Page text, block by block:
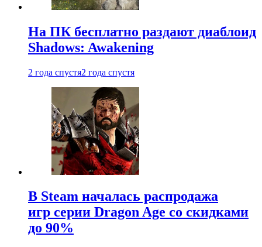
На ПК бесплатно раздают диаблоид
Shadows: Awakening
2 года спустя2 года спустя
В Steam началась распродажа
игр серии Dragon Age со скидками
до 90%